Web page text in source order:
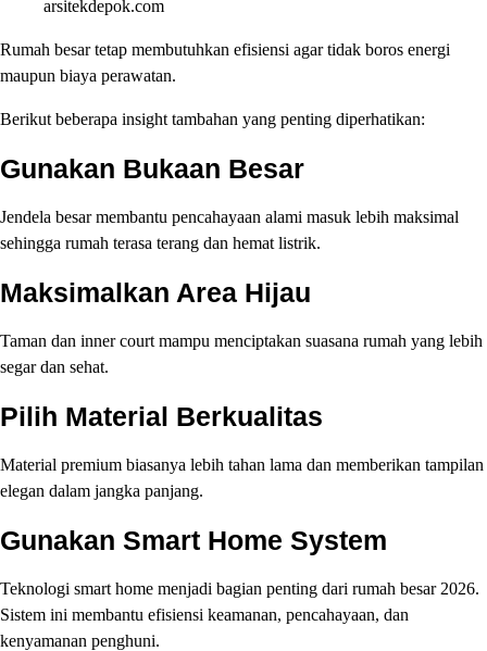
arsitekdepok.com
Rumah besar tetap membutuhkan efisiensi agar tidak boros energi
maupun biaya perawatan.
Berikut beberapa insight tambahan yang penting diperhatikan:
Gunakan Bukaan Besar
Jendela besar membantu pencahayaan alami masuk lebih maksimal
sehingga rumah terasa terang dan hemat listrik.
Maksimalkan Area Hijau
Taman dan inner court mampu menciptakan suasana rumah yang lebih
segar dan sehat.
Pilih Material Berkualitas
Material premium biasanya lebih tahan lama dan memberikan tampilan
elegan dalam jangka panjang.
Gunakan Smart Home System
Teknologi smart home menjadi bagian penting dari rumah besar 2026.
Sistem ini membantu efisiensi keamanan, pencahayaan, dan
kenyamanan penghuni.